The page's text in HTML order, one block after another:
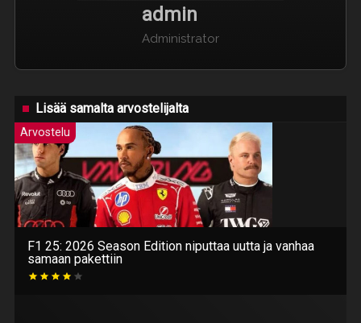
admin
Administrator
Lisää samalta arvostelijalta
Arvostelu
F1 25: 2026 Season Edition niputtaa uutta ja vanhaa
samaan pakettiin